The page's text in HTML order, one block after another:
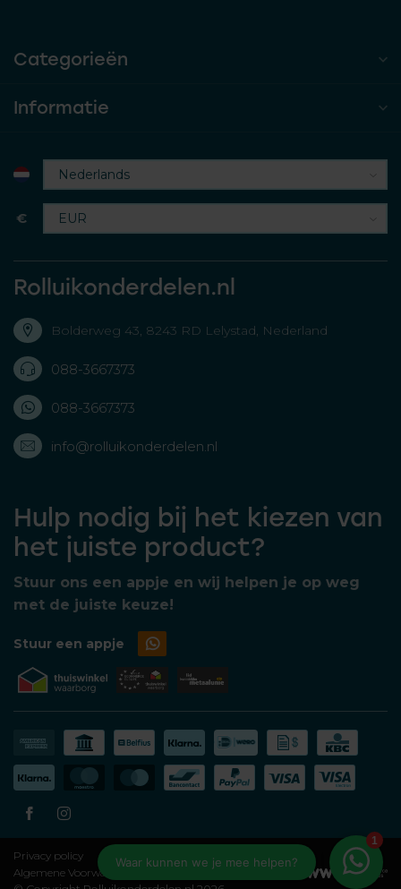
Categorieën
Informatie
€
Rolluikonderdelen.nl
Bolderweg 43, 8243 RD Lelystad, Nederland
088-3667373
088-3667373
info@rolluikonderdelen.nl
Hulp nodig bij het kiezen van
het juiste product?
Stuur ons een appje en wij helpen je op weg
met de juiste keuze!
Stuur een appje
Privacy policy
Algemene Voorwaarden